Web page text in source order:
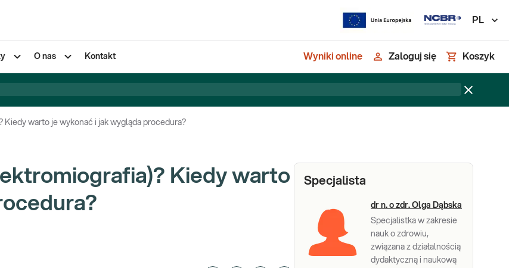
PL
O nas Kontakt Wyniki online Zaloguj się Koszyk
Kiedy warto je wykonać i jak wygląda procedura?
Kiedy warto
Specjalista
dr n. o zdr. Olga Dąbska
Specjalistka w zakresie
nauk o zdrowiu,
związana z działalnością
dydaktyczną i naukową